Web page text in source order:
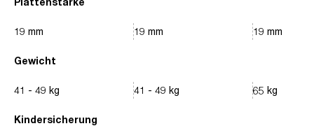
Gewicht
Kindersicherung
19 mm
41 - 49 kg
19 mm
41 - 49 kg
19 mm
65 kg